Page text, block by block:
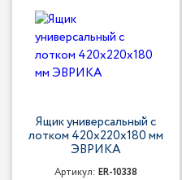
Ящик универсальный с
лотком 420х220х180 мм
ЭВРИКА
Артикул: ER-10338